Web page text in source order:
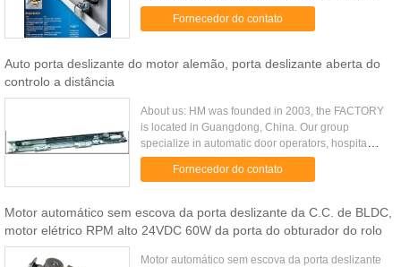
Fornecedor do contato
Auto porta deslizante do motor alemão, porta deslizante aberta do
controlo a distância
About us: HM was founded in 2003, the FACTORY
is located in Guangdong, China. Our group
specialize in automatic door operators, hospita
doors,and access control systems. We are high-
tech enterprise which ...
Fornecedor do contato
Motor automático sem escova da porta deslizante da C.C. de BLDC,
motor elétrico RPM alto 24VDC 60W da porta do obturador do rolo
Motor automático sem escova da porta deslizante